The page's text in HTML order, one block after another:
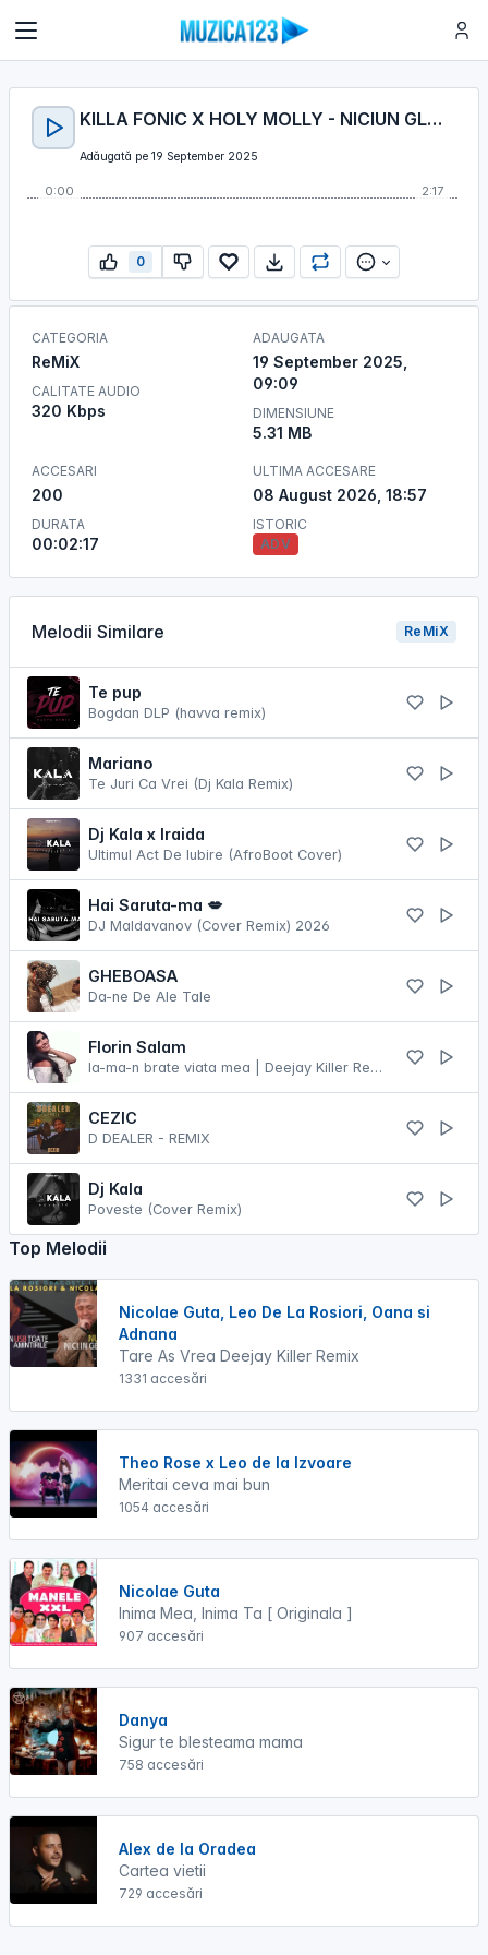
KILLA FONIC X HOLY MOLLY - NICIUN GLONT (PASCAL JUNIOR REMIX)
Adăugată pe 19 September 2025
0:00 2:17
0
CATEGORIA
ReMiX
CALITATE AUDIO
320 Kbps
ADAUGATA
19 September 2025,
09:09
DIMENSIUNE
5.31 MB
ACCESARI
200
DURATA
00:02:17
ULTIMA ACCESARE
08 August 2026, 18:57
ISTORIC
ADV
Melodii Similare ReMiX
Te pup
Bogdan DLP (havva remix)
Mariano
Te Juri Ca Vrei (Dj Kala Remix)
Dj Kala x Iraida
Ultimul Act De Iubire (AfroBoot Cover)
Hai Saruta-ma 💋
DJ Maldavanov (Cover Remix) 2026
GHEBOASA
Da-ne De Ale Tale
Florin Salam
Ia-ma-n brate viata mea | Deejay Killer Remix
CEZIC
D DEALER - REMIX
Dj Kala
Poveste (Cover Remix)
Top Melodii
Nicolae Guta, Leo De La Rosiori, Oana si
Adnana
Tare As Vrea Deejay Killer Remix
1331 accesări
Theo Rose x Leo de la Izvoare
Meritai ceva mai bun
1054 accesări
Nicolae Guta
Inima Mea, Inima Ta [ Originala ]
907 accesări
Danya
Sigur te blesteama mama
758 accesări
Alex de la Oradea
Cartea vietii
729 accesări